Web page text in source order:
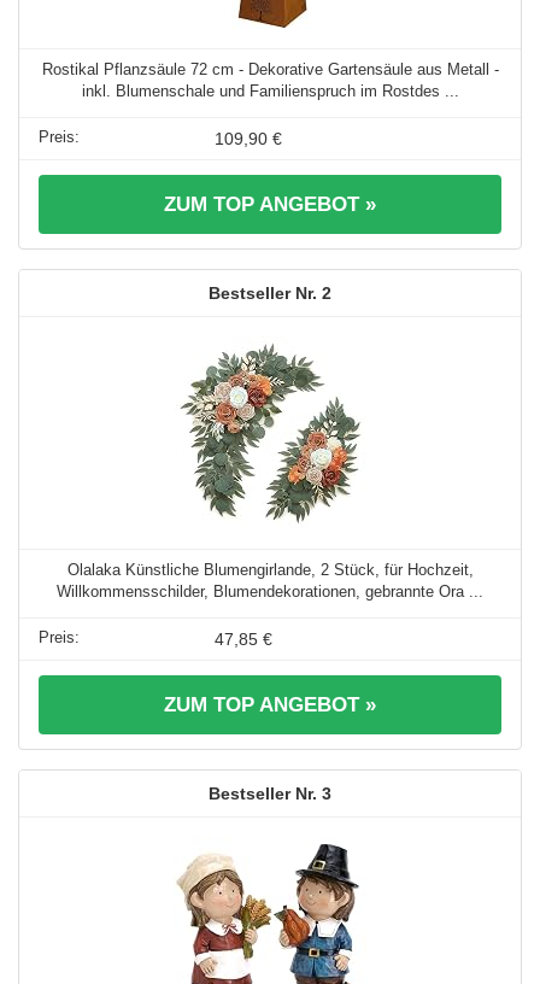
Rostikal Pflanzsäule 72 cm - Dekorative Gartensäule aus Metall -
inkl. Blumenschale und Familienspruch im Rostdes ...
109,90 €
ZUM TOP ANGEBOT »
2
Olalaka Künstliche Blumengirlande, 2 Stück, für Hochzeit,
Willkommensschilder, Blumendekorationen, gebrannte Ora ...
47,85 €
ZUM TOP ANGEBOT »
3